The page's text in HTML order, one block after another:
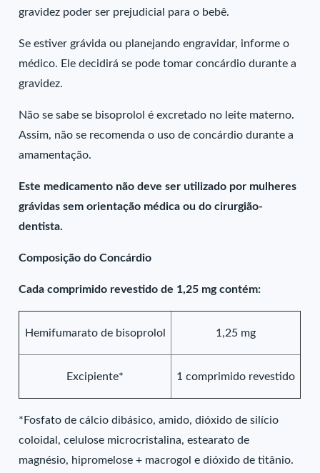
gravidez poder ser prejudicial para o bebê.
Se estiver grávida ou planejando engravidar, informe o
médico. Ele decidirá se pode tomar concárdio durante a
gravidez.
Não se sabe se bisoprolol é excretado no leite materno.
Assim, não se recomenda o uso de concárdio durante a
amamentação.
Este medicamento não deve ser utilizado por mulheres
grávidas sem orientação médica ou do cirurgião-
dentista.
Composição do Concárdio
Cada comprimido revestido de 1,25 mg contém:
Hemifumarato de bisoprolol 1,25 mg
Excipiente* 1 comprimido revestido
*Fosfato de cálcio dibásico, amido, dióxido de silício
coloidal, celulose microcristalina, estearato de
magnésio, hipromelose + macrogol e dióxido de titânio.